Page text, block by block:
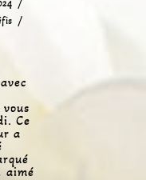
Ce
a
aimé